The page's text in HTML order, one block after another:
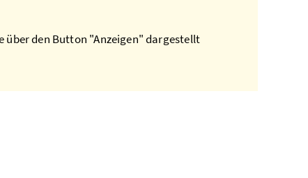
über den Button "Anzeigen" dargestellt